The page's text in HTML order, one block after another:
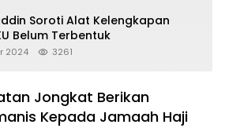
Soroti Alat Kelengkapan
Belum Terbentuk
2024 3261
Jongkat Berikan
Kepada Jamaah Haji